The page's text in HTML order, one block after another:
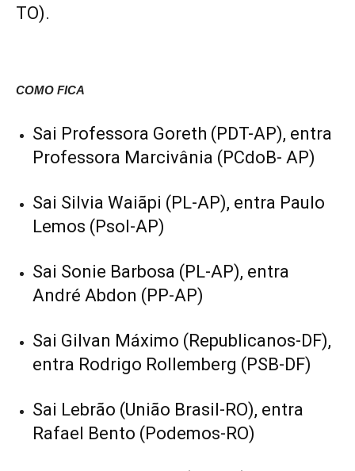
TO).
COMO FICA
Sai Professora Goreth (PDT-AP), entra
Professora Marcivânia (PCdoB- AP)
Sai Silvia Waiãpi (PL-AP), entra Paulo
Lemos (Psol-AP)
Sai Sonie Barbosa (PL-AP), entra
André Abdon (PP-AP)
Sai Gilvan Máximo (Republicanos-DF),
entra Rodrigo Rollemberg (PSB-DF)
Sai Lebrão (União Brasil-RO), entra
Rafael Bento (Podemos-RO)